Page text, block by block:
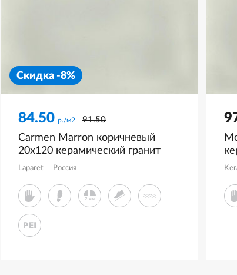
Скидка -8%
84.50 р./м2 91.50
Carmen Marron коричневый
20x120 керамический гранит
матовый структурный
Laparet Россия